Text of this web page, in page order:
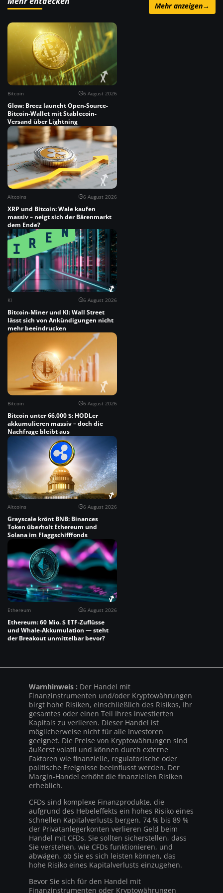
Mehr anzeigen→
Bitcoin 6 August 2026
Glow: Breez launcht Open-Source-
Bitcoin-Wallet mit Stablecoin-
Versand über Lightning
Altcoins 6 August 2026
XRP und Bitcoin: Wale kaufen
massiv – neigt sich der Bärenmarkt
dem Ende?
KI 6 August 2026
Bitcoin-Miner und KI: Wall Street
lässt sich von Ankündigungen nicht
mehr beeindrucken
Bitcoin 6 August 2026
Bitcoin unter 66.000 $: HODLer
akkumulieren massiv – doch die
Nachfrage bleibt aus
Altcoins 6 August 2026
Grayscale krönt BNB: Binances
Token überholt Ethereum und
Solana im Flaggschifffonds
Ethereum 6 August 2026
Ethereum: 60 Mio. $ ETF-Zuflüsse
und Whale-Akkumulation — steht
der Breakout unmittelbar bevor?
Warnhinweis : Der Handel mit
Finanzinstrumenten und/oder Kryptowährungen
birgt hohe Risiken, einschließlich des Risikos, Ihr
gesamtes oder einen Teil Ihres investierten
Kapitals zu verlieren. Dieser Handel ist
möglicherweise nicht für alle Investoren
geeignet. Die Preise von Kryptowährungen sind
äußerst volatil und können durch externe
Faktoren wie finanzielle, regulatorische oder
politische Ereignisse beeinflusst werden. Der
Margin-Handel erhöht die finanziellen Risiken
erheblich.
CFDs sind komplexe Finanzprodukte, die
aufgrund des Hebeleffekts ein hohes Risiko eines
schnellen Kapitalverlusts bergen. 74 % bis 89 %
der Privatanlegerkonten verlieren Geld beim
Handel mit CFDs. Sie sollten sicherstellen, dass
Sie verstehen, wie CFDs funktionieren, und
abwägen, ob Sie es sich leisten können, das
hohe Risiko eines Kapitalverlusts einzugehen.
Bevor Sie sich für den Handel mit
Finanzinstrumenten oder Kryptowährungen